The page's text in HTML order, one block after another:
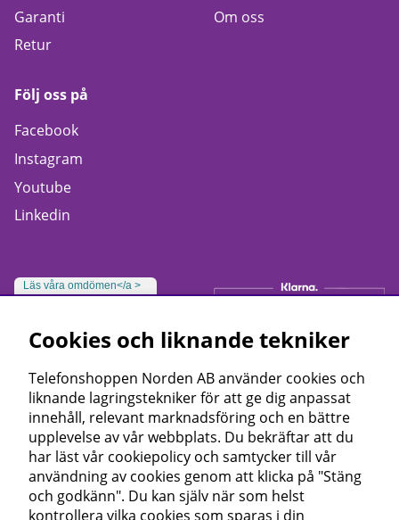
Garanti
Retur
Om oss
Följ oss på
Facebook
Instagram
Youtube
Linkedin
Läs våra omdömen</a >
Cookies och liknande tekniker
Telefonshoppen Norden AB använder cookies och
liknande lagringstekniker för att ge dig anpassat
innehåll, relevant marknadsföring och en bättre
upplevelse av vår webbplats. Du bekräftar att du
har läst vår cookiepolicy och samtycker till vår
användning av cookies genom att klicka på "Stäng
och godkänn". Du kan själv när som helst
kontrollera vilka cookies som sparas i din